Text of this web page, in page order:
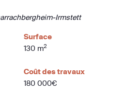
Irmstett
Surface
130 m2
Coût des travaux
180 000€